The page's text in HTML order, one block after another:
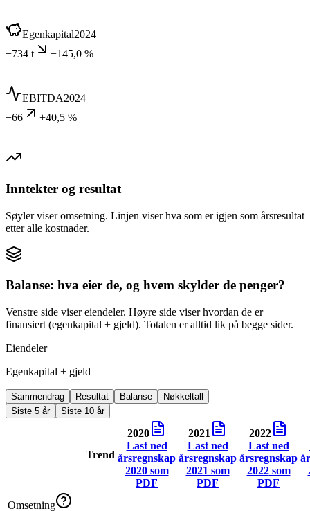
Egenkapital2024
−734 t
−145,0 %
EBITDA2024
−66
+40,5 %
Inntekter og resultat
Søyler viser omsetning. Linjen viser hva som er igjen som årsresultat
etter alle kostnader.
Balanse: hva eier de, og hvem skylder de penger?
Venstre side viser eiendeler. Høyre side viser hvordan de er
finansiert (egenkapital + gjeld). Totalen er alltid lik på begge sider.
Eiendeler
Egenkapital + gjeld
Sammendrag Resultat Balanse
Nøkkeltall
Siste 5 år
Siste 10 år
Trend
2020
Last ned
årsregnskap
2020som
PDF
2021
Last ned
årsregnskap
2021 som
PDF
2022
Last ned
årsregnskap
2022som
PDF
Omsetning – – – –